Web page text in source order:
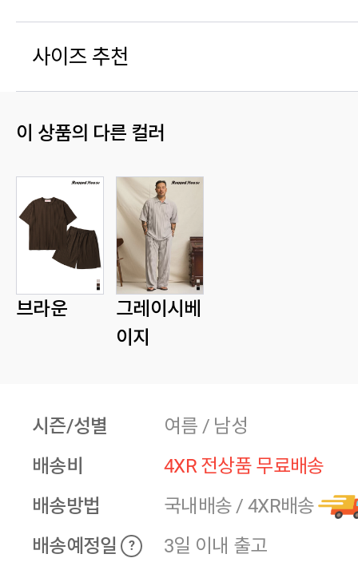
사이즈 추천
이 상품의 다른 컬러
브라운
그레이시베
이지
시즌/성별
여름 / 남성
배송비
4XR 전상품 무료배송
배송방법
국내배송 / 4XR배송
배송예정일
?
3일 이내 출고